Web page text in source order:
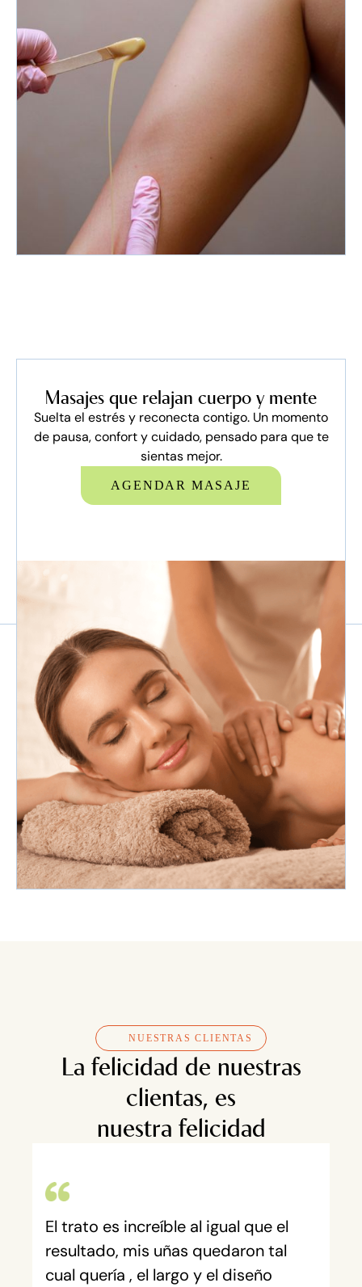
Masajes que relajan cuerpo y mente
Suelta el estrés y reconecta contigo. Un momento
de pausa, confort y cuidado, pensado para que te
sientas mejor.
AGENDAR MASAJE
AGENDAR MASAJES
NUESTRAS CLIENTAS
La felicidad de nuestras
clientas, es
nuestra felicidad
El trato es increíble al igual que el
resultado, mis uñas quedaron tal
cual quería , el largo y el diseño